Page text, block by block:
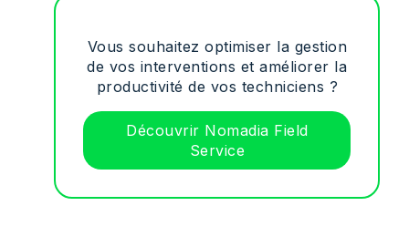
Vous souhaitez optimiser la gestion
de vos interventions et améliorer la
productivité de vos techniciens ?
Découvrir Nomadia Field
Service